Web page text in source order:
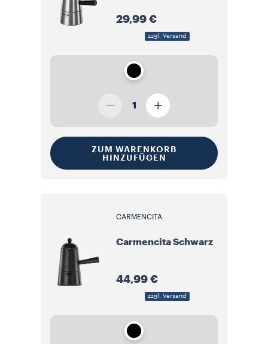
29,99 €
zzgl. Versand
1
ZUM WARENKORB
HINZUFÜGEN
CARMENCITA
Carmencita Schwarz
44,99 €
zzgl. Versand